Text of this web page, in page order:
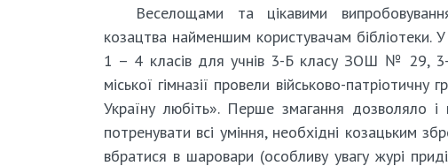
Веселощами та цікавими
козацтва найменшим користувачам бібліотеки. У
1 – 4 класів для учнів 3-Б класу ЗОШ № 29,
міської гімназії провели військово-
Україну любіть». Перше змагання дозволяло і
потренувати всі уміння, необхідні козацьким
вбратися в шаровари (особливу увагу журі